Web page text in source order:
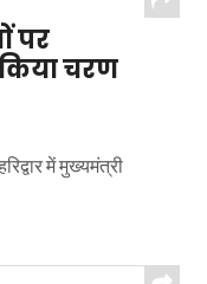
पर
किया चरण
में मुख्यमंत्री